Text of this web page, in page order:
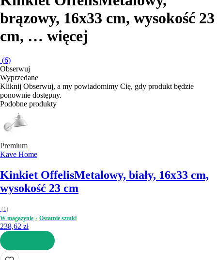
brązowy, 16x33 cm, wysokość 23
cm, … więcej
(6)
Obserwuj
Wyprzedane
Kliknij Obserwuj, a my powiadomimy Cię, gdy produkt będzie
ponownie dostępny.
Podobne produkty
Premium
Kave Home
Kinkiet OffelisMetalowy, biały, 16x33 cm,
wysokość 23 cm
(1)
W magazynie
Ostatnie sztuki
238,62 zł
DO KOSZYKA